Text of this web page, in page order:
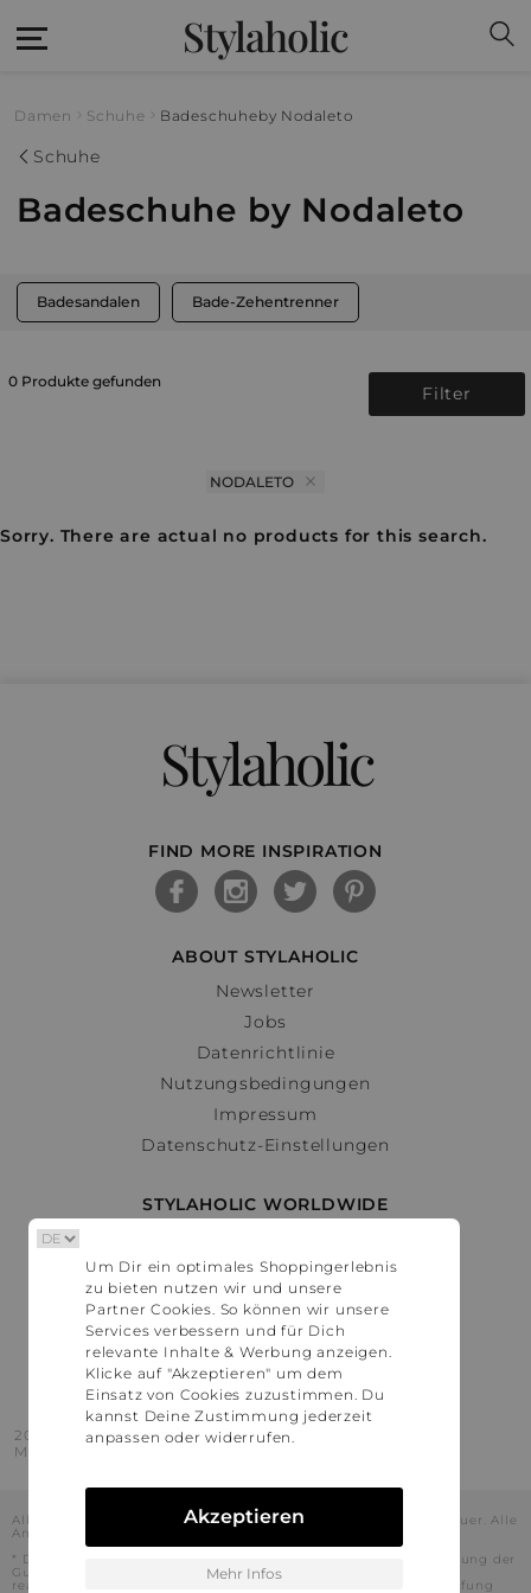
Stylaholic
Damen Schuhe Badeschuheby Nodaleto
Schuhe
Badeschuhe by Nodaleto
Badesandalen Bade-Zehentrenner
0 Produkte gefunden
Filter
NODALETO
Sorry. There are actual no products for this search.
Stylaholic
FIND MORE INSPIRATION
ABOUT STYLAHOLIC
Newsletter
Jobs
Datenrichtlinie
Nutzungsbedingungen
Impressum
Datenschutz-Einstellungen
STYLAHOLIC WORLDWIDE
Österreich
Schweiz
France
United States
2016 - 2026 © Stylaholic.
Made for you with love in munich.
Alle Preise inkl. der jeweils geltenden gesetzlichen Mehrwertsteuer. Alle
Angaben ohne Gewähr.
* Die angezeigten Preise beinhalten Rabatte, die durch die Nutzung der
Gutschein-Codes auf den Seiten unserer Partner voraussichtlich
realisiert werden können. Stylaholic führt keine vollständige Prüfung
Um Dir ein optimales Shoppingerlebnis
zu bieten nutzen wir und unsere
Partner Cookies. So können wir unsere
Services verbessern und für Dich
relevante Inhalte & Werbung anzeigen.
Klicke auf "Akzeptieren" um dem
Einsatz von Cookies zuzustimmen. Du
kannst Deine Zustimmung jederzeit
anpassen oder widerrufen.
Akzeptieren
Mehr Infos